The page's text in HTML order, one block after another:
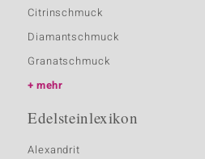
Citrinschmuck
Diamantschmuck
Granatschmuck
mehr
Edelsteinlexikon
Alexandrit